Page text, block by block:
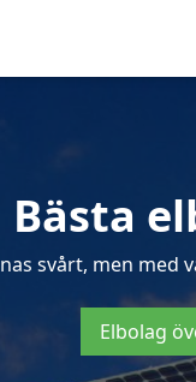
Bästa
svårt, men
Elbolag